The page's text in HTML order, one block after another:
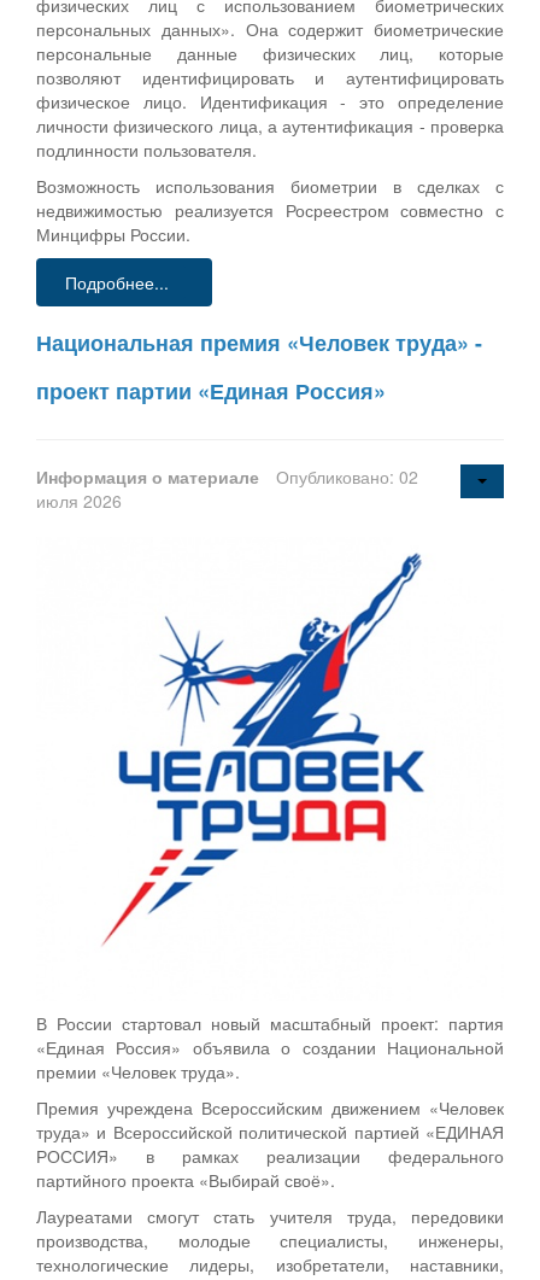
персональных данных». Она содержит биометрические
персональные данные физических лиц, которые
позволяют идентифицировать и аутентифицировать
физическое лицо. Идентификация - это определение
личности физического лица, а аутентификация - проверка
подлинности пользователя.
Возможность использования биометрии в сделках с
недвижимостью реализуется Росреестром совместно с
Минцифры России.
Подробнее...
Национальная премия «Человек труда» -
проект партии «Единая Россия»
Информация о материале
Опубликовано: 02
июля 2026
В России стартовал новый масштабный проект: партия
«Единая Россия» объявила о создании Национальной
премии «Человек труда».
Премия учреждена Всероссийским движением «Человек
труда» и Всероссийской политической партией «ЕДИНАЯ
РОССИЯ» в рамках реализации федерального
партийного проекта «Выбирай своё».
Лауреатами смогут стать учителя труда, передовики
производства, молодые специалисты, инженеры,
технологические лидеры, изобретатели, наставники,